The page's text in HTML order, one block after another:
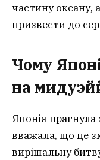
частину океану,
призвести до
Чому
на мидуэй
Японія
вважала, що це
вирішальну